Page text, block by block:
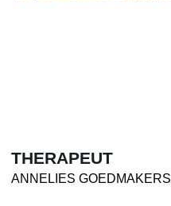
THERAPEUT
ANNELIES GOEDMAKERS